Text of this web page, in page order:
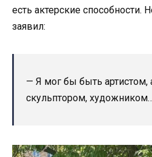
есть актерские способности.
заявил:
— Я мог бы быть артистом,
скульптором,